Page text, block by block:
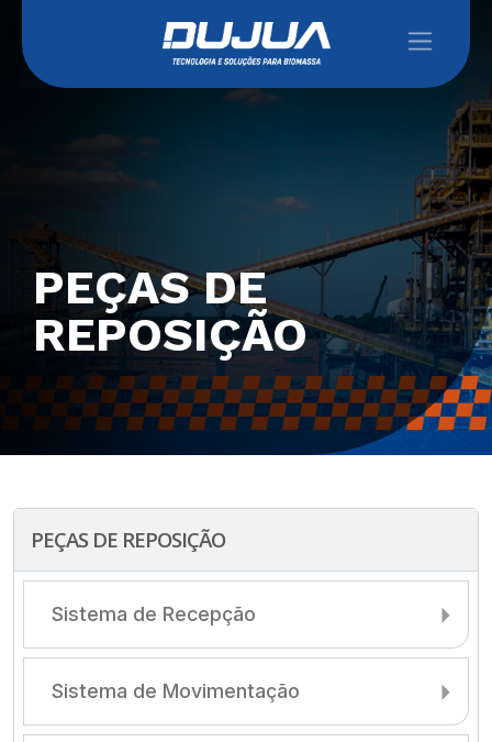
PEÇAS DE
REPOSIÇÃO
PEÇAS DE REPOSIÇÃO
Sistema de Recepção
Sistema de Movimentação